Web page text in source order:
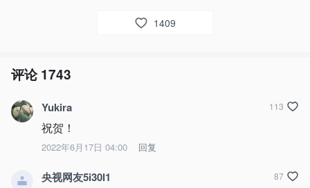
1409
评论1743
Yukira
祝贺！
2022年6月17日 04:00 回复
113
央视网友5i30l1 87